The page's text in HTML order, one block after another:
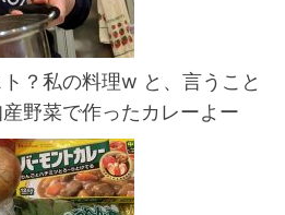
？私の料理w と、言うこと
野菜で作ったカレーよー